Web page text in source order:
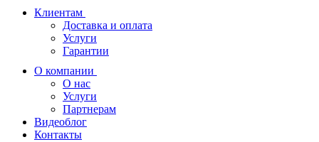
Клиентам
Доставка и оплата
Услуги
Гарантии
О компании
О нас
Услуги
Партнерам
Видеоблог
Контакты